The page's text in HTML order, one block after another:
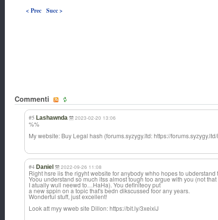
< Prec Succ >
Commenti
#5 Lashawnda 2023-02-20 13:06
%%
My website: Buy Legal hash (forums.syzygy.ltd: https://
#4 Daniel 2022-09-26 11:08
Right hsre iis the rigyht website for anybody whho hopes to ubderstand
Yoou understand so much itss almost tough too argue with you (not that
I atually wull neewd to…HaHa). You definiteoy put
a new sppin on a topic that's bedn dikscussed foor any years.
Wonderful stuff, just excellent!
Look att myy wweb site Dillon: https://bit.ly/3xeixiJ